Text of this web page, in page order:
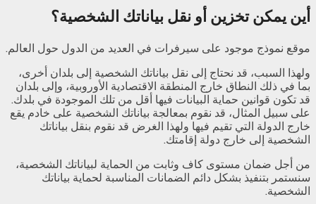
أين يمكن تخزين أو نقل بياناتك الشخصية؟
موقع نموذج موجود على سيرفرات في العديد من الدول حول العالم.
ولهذا السبب، قد نحتاج إلى نقل بياناتك الشخصية إلى بلدان أخرى،
بما في ذلك النطاق خارج المنطقة الاقتصادية الأوروبية، وإلى بلدان
قد تكون قوانين حماية البيانات فيها أقل من تلك الموجودة في بلدك.
على سبيل المثال، قد نقوم بمعالجة بياناتك الشخصية على خادم يقع
خارج الدولة التي تقيم فيها ولهذا الغرض قد نقوم بنقل بياناتك
الشخصية إلى خارج دولة إقامتك.
من أجل ضمان مستوى كاف وثابت من الحماية لبياناتك الشخصية،
سنستمر بتنفيذ بشكل دائم الضمانات المناسبة لحماية بياناتك
الشخصية.